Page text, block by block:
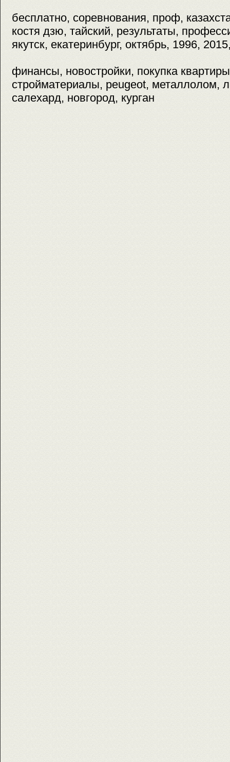
бесплатно, соревнования, проф,
костя дзю, тайский, результаты,
якутск, екатеринбург, октябрь, 1996,
финансы, новостройки, покупка
стройматериалы, peugeot, металлолом,
салехард, новгород, курган